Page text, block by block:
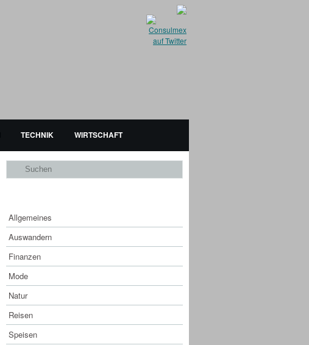
TECHNIK WIRTSCHAFT
Allgemeines
Auswandern
Finanzen
Mode
Natur
Reisen
Speisen